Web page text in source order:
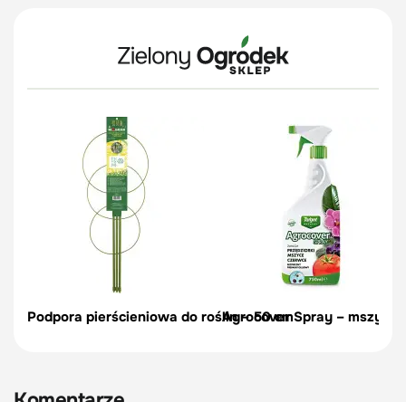
Podpora pierścieniowa do roślin – 50 cm
Agrocover Spray –